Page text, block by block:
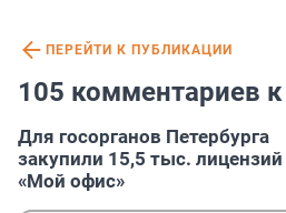
ПЕРЕЙТИ К ПУБЛИКАЦИИ
105 комментариев
Для госорганов Петербурга
закупили 15,5 тыс. лицензий
«Мой офис»